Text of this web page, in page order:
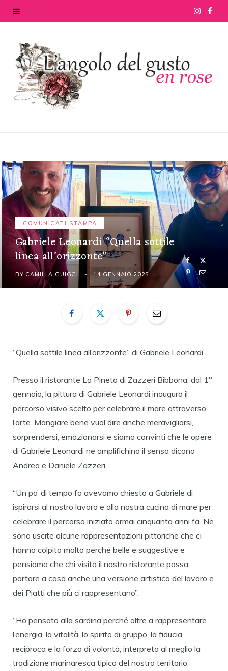
I
t
a
m
e
k
COMUNICATI STAMPA
Gabriele Leonardi “Quella sottile
linea all’orizzonte”
BY CAMILLA GUIGGI 14 GENNAIO 2025
“Quella sottile linea all’orizzonte” di Gabriele Leonardi
Presso il ristorante La Pineta di Zazzeri Bibbona, dal 1°
gennaio, la pittura di Gabriele Leonardi inaugura il
percorso visivo scelto per celebrare il mare attraverso
l’arte. Mangiare bene vuol dire anche meravigliarsi,
sorprendersi, emozionarsi e siamo convinti che le opere
di Gabriele Leonardi ne amplifichino il senso dicono
Andrea e Daniele Zazzeri.
“Un po’ di tempo fa avevamo chiesto a Gabriele di
ispirarsi al nostro lavoro e alla nostra cucina di mare per
celebrare il percorso iniziato ormai cinquanta anni fa. Ne
sono uscite alcune rappresentazioni pittoriche che ci
hanno colpito molto perché belle e suggestive e
pensiamo che chi visita il nostro ristorante possa
portare a casa anche una versione artistica del lavoro e
dei Piatti che più ci rappresentano”.
“Ho pensato alla sardina perché oltre a rappresentare
l’energia, la vitalità, lo spirito di gruppo, la fiducia
reciproca e la forza di volontà, interpreta al meglio la
tradizione marinaresca tipica del nostro territorio